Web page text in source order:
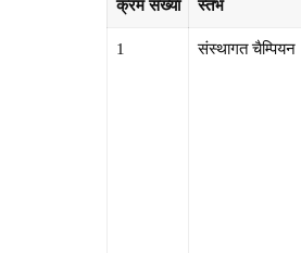
क्रमसंख्या स्तंभ
1 संस्थागत चैम्पियन